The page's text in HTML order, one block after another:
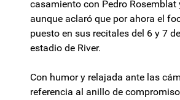
casamiento con Pedro Rosemblat
aunque aclaró que por ahora el
puesto en sus recitales del 6 y 7
estadio de River.
Con humor y relajada ante las
referencia al anillo de